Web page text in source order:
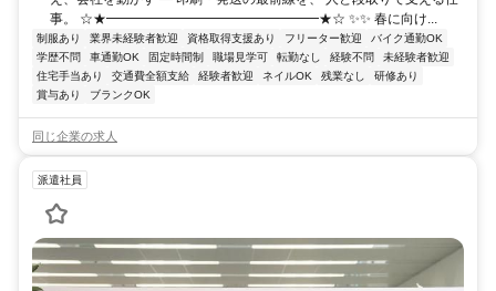
事。 ☆★━━━━━━━━━━━━━━━━★☆ ✨✨ 春に向け...
制服あり 業界未経験者歓迎 資格取得支援あり フリーター歓迎
バイク通勤OK
学歴不問
車通勤OK 固定時間制 職場見学可 転勤なし 経験不問
未経験者歓迎
住宅手当あり
交通費全額支給 経験者歓迎 ネイルOK 残業なし
研修あり
賞与あり
ブランクOK
同じ企業の求人
派遣社員